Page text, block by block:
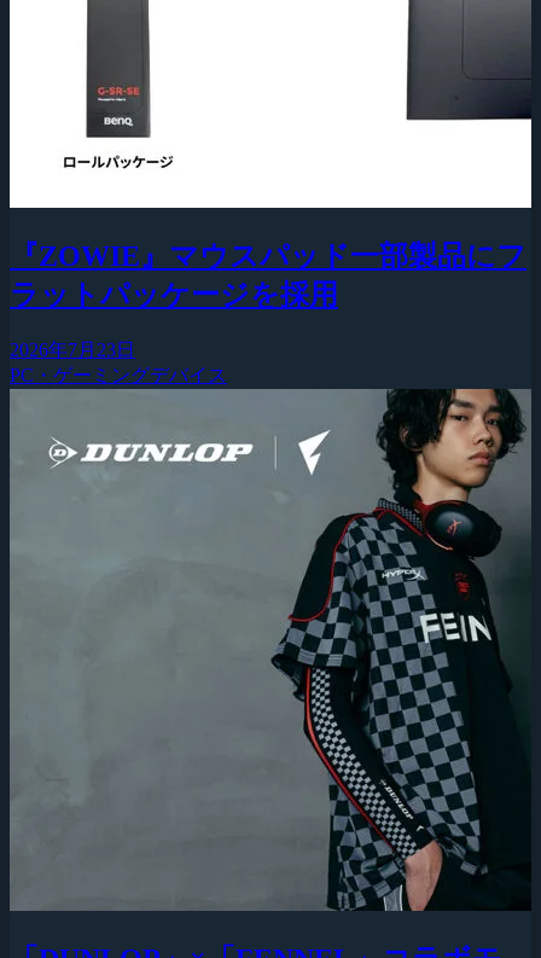
『ZOWIE』マウスパッド一部製品にフ
ラットパッケージを採用
2026年7月23日
PC・ゲーミングデバイス